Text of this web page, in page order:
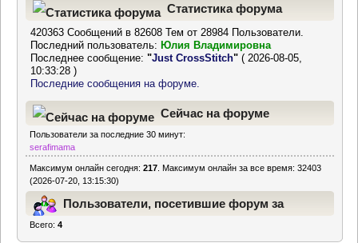
Статистика форума
420363 Сообщений в 82608 Тем от 28984 Пользователи.
Последний пользователь: Юлия Владимировна
Последнее сообщение:"Just CrossStitch" ( 2026-08-05,
10:33:28 )
Последние сообщения на форуме.
Сейчас на форуме
Пользователи за последние 30 минут:
serafimama
Максимум онлайн сегодня:217 . Максимум онлайн за все время: 32403
(2026-07-20, 13:15:30)
Пользователи, посетившие форум за
Всего:4